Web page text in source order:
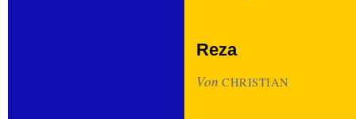
Reza
Von CHRISTIAN